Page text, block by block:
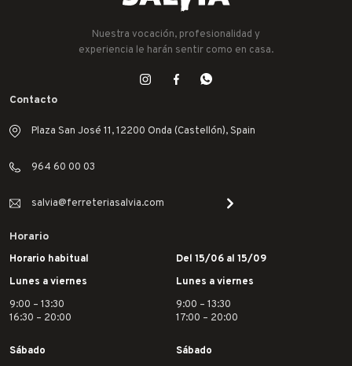
Nuestra vocación, profesionalidad y
experiencia le harán sentir como en casa.
Contacto
Plaza San José 11, 12200 Onda (Castellón), Spain
964 60 00 03
salvia@ferreteriasalvia.com
Horario
Horario habitual
Lunes a viernes
9:00 – 13:30
16:30 – 20:00
Sábado
Del 15/06 al 15/09
Lunes a viernes
9:00 – 13:30
17:00 – 20:00
Sábado